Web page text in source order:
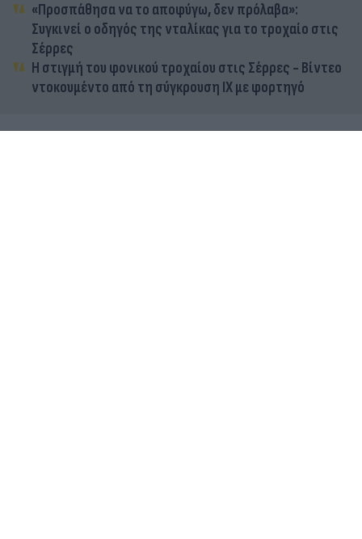
«Προσπάθησα να το αποφύγω, δεν πρόλαβα»:
Συγκινεί ο οδηγός της νταλίκας για το τροχαίο στις
Σέρρες
Η στιγμή του φονικού τροχαίου στις Σέρρες - Βίντεο
ντοκουμέντο από τη σύγκρουση ΙΧ με φορτηγό